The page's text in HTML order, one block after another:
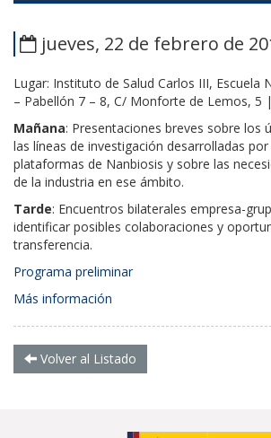
jueves, 22 de febrero de
Lugar: Instituto de Salud Carlos III, Escuela
– Pabellón 7 – 8, C/ Monforte de Lemos, 5
Mañana: Presentaciones breves sobre los
las líneas de investigación desarrolladas
plataformas de Nanbiosis y sobre las
de la industria en ese ámbito.
Tarde: Encuentros bilaterales empresa-
identificar posibles colaboraciones y
transferencia.
Programa preliminar
Más información
Volver al Listado